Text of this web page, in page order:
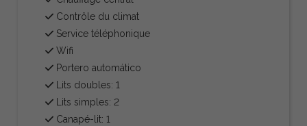
Contrôle du climat
Service téléphonique
Wifi
Portero automático
Lits doubles: 1
Lits simples: 2
Canapé-lit: 1